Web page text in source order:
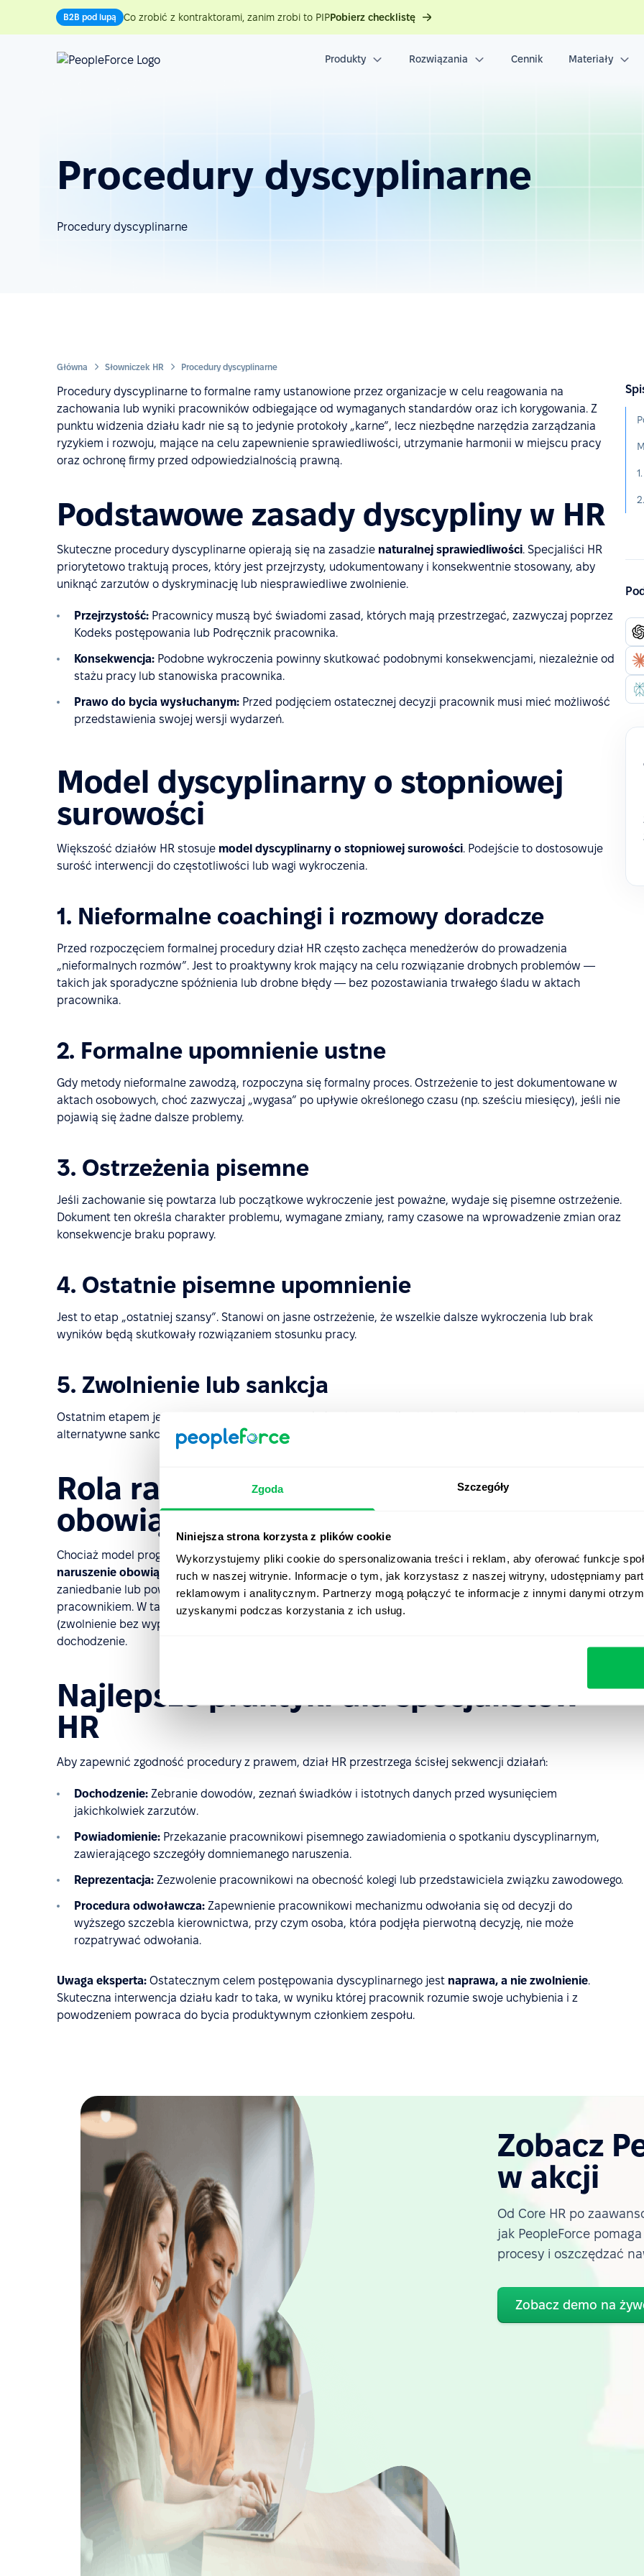
Zgoda Szczegóły
Niniejsza strona korzysta z plików cookie
Wykorzystujemy pliki cookie do spersonalizowania treści i reklam, aby oferować funkcje
ruch w naszej witrynie. Informacje o tym, jak korzystasz z naszej witryny, udostępniamy
reklamowym i analitycznym. Partnerzy mogą połączyć te informacje z innymi danymi
uzyskanymi podczas korzystania z ich usług.
B2B pod lupą Co zrobić z kontraktorami, zanim zrobi to PIPPobierz checklistę
Produkty Rozwiązania Cennik Materiały
Procedury dyscyplinarne
Procedury dyscyplinarne
Główna Słowniczek HR Procedury dyscyplinarne
Procedury dyscyplinarne to formalne ramy ustanowione przez organizacje w celu reagowania na
zachowania lub wyniki pracowników odbiegające od wymaganych standardów oraz ich korygowania. Z
punktu widzenia działu kadr nie są to jedynie protokoły „karne”, lecz niezbędne narzędzia zarządzania
ryzykiem i rozwoju, mające na celu zapewnienie sprawiedliwości, utrzymanie harmonii w miejscu pracy
oraz ochronę firmy przed odpowiedzialnością prawną.
Podstawowe zasady dyscypliny w HR
Skuteczne procedury dyscyplinarne opierają się na zasadzie naturalnej sprawiedliwości. Specjaliści HR
priorytetowo traktują proces, który jest przejrzysty, udokumentowany i konsekwentnie stosowany, aby
uniknąć zarzutów o dyskryminację lub niesprawiedliwe zwolnienie.
Przejrzystość: Pracownicy muszą być świadomi zasad, których mają przestrzegać, zazwyczaj poprzez
Kodeks postępowania lub Podręcznik pracownika.
Konsekwencja: Podobne wykroczenia powinny skutkować podobnymi konsekwencjami, niezależnie od
stażu pracy lub stanowiska pracownika.
Prawo do bycia wysłuchanym: Przed podjęciem ostatecznej decyzji pracownik musi mieć możliwość
przedstawienia swojej wersji wydarzeń.
Model dyscyplinarny o stopniowej
surowości
Większość działów HR stosuje model dyscyplinarny o stopniowej surowości. Podejście to dostosowuje
surość interwencji do częstotliwości lub wagi wykroczenia.
1. Nieformalne coachingi i rozmowy doradcze
Przed rozpoczęciem formalnej procedury dział HR często zachęca menedżerów do prowadzenia
„nieformalnych rozmów”. Jest to proaktywny krok mający na celu rozwiązanie drobnych problemów —
takich jak sporadyczne spóźnienia lub drobne błędy — bez pozostawiania trwałego śladu w aktach
pracownika.
2. Formalne upomnienie ustne
Gdy metody nieformalne zawodzą, rozpoczyna się formalny proces. Ostrzeżenie to jest dokumentowane w
aktach osobowych, choć zazwyczaj „wygasa” po upływie określonego czasu (np. sześciu miesięcy), jeśli nie
pojawią się żadne dalsze problemy.
3. Ostrzeżenia pisemne
Jeśli zachowanie się powtarza lub początkowe wykroczenie jest poważne, wydaje się pisemne ostrzeżenie.
Dokument ten określa charakter problemu, wymagane zmiany, ramy czasowe na wprowadzenie zmian oraz
konsekwencje braku poprawy.
4. Ostatnie pisemne upomnienie
Jest to etap „ostatniej szansy”. Stanowi on jasne ostrzeżenie, że wszelkie dalsze wykroczenia lub brak
wyników będą skutkowały rozwiązaniem stosunku pracy.
5. Zwolnienie lub sankcja
Ostatnim etapem jest rozwiązanie umowy. W niektórych przypadkach dział kadr może zdecydować się na
alternatywne sankcje, takie jak degradacja lub utrata stażu pracy, o ile pozwala na to umowa o pracę.
Rola rażącego naruszenia
obowiązków
Chociaż model progresywny jest standardem, dział kadr identyfikuje pewne działania jako rażące
naruszenie obowiązków. Są to wykroczenia tak poważne — takie jak kradzież, przemoc fizyczna, rażące
zaniedbanie lub poważne molestowanie — że niszczą one „obowiązek zaufania” między pracodawcą a
pracownikiem. W takich przypadkach dział kadr może przejść bezpośrednio do zwolnienia dyscyplinarnego
(zwolnienie bez wypowiedzenia lub z wypłatą odprawy), pod warunkiem, że przeprowadzono rzetelne
dochodzenie.
Najlepsze praktyki dla specjalistów
HR
Aby zapewnić zgodność procedury z prawem, dział HR przestrzega ścisłej sekwencji działań:
Dochodzenie: Zebranie dowodów, zeznań świadków i istotnych danych przed wysunięciem
jakichkolwiek zarzutów.
Powiadomienie: Przekazanie pracownikowi pisemnego zawiadomienia o spotkaniu dyscyplinarnym,
zawierającego szczegóły domniemanego naruszenia.
Reprezentacja: Zezwolenie pracownikowi na obecność kolegi lub przedstawiciela związku zawodowego.
Procedura odwoławcza: Zapewnienie pracownikowi mechanizmu odwołania się od decyzji do
wyższego szczebla kierownictwa, przy czym osoba, która podjęła pierwotną decyzję, nie może
rozpatrywać odwołania.
Uwaga eksperta: Ostatecznym celem postępowania dyscyplinarnego jest naprawa, a nie zwolnienie.
Skuteczna interwencja działu kadr to taka, w wyniku której pracownik rozumie swoje uchybienia i z
powodzeniem powraca do bycia produktywnym członkiem zespołu.
Zobacz
w akcji
Od Core HR po
jak PeopleForce
procesy i oszczędzać
Zobacz demo na